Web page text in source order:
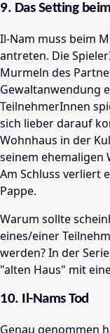
9. Das Setting
Il-Nam muss beim
antreten. Die
Murmeln des
Gewaltanwendung
TeilnehmerInnen
sich lieber darauf
Wohnhaus in der
seinem ehemaligen
Am Schluss verliert
Pappe.
Warum sollte
eines/einer
werden? In der
"alten Haus" mit
10. Il-Nams Tod
Genau genommen